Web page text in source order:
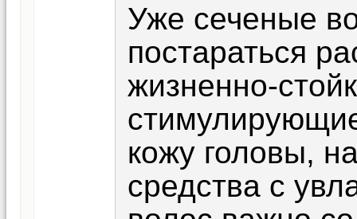
Уже сеченые
постараться
жизненно-
кожу головы,
средства с